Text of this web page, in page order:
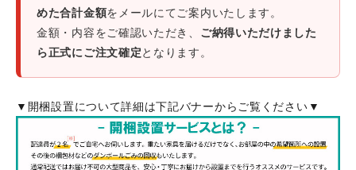
めた合計金額をメールにてご案内いたします。
金額・内容をご確認いただき、 ご納得いただけました
ら正式にご注文確定となります。
▼開梱設置について詳細は下記バナーからご覧ください▼